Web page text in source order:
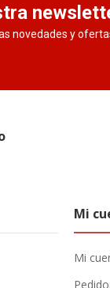
novedades y
Mi
Mi